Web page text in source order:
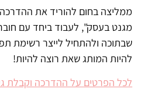
ממליצה בחום להוריד את
מגנט בעסק", לעבוד ביחד עם
שבתוכה ולהתחיל לייצר רשימת
להיות המותג שאת רוצה להיות!
לכל הפרטים על ההדרכה וקבלת